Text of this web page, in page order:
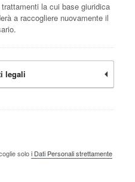
la cui base giuridica
a raccogliere nuovamente il
legali
soloi Dati Personali strettamente